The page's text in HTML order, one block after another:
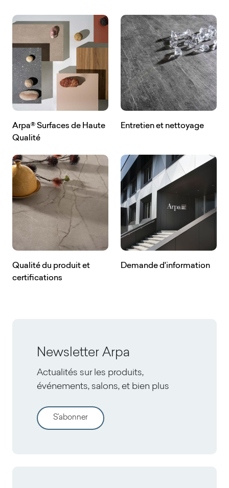
Arpa® Surfaces de Haute
Qualité
Entretien et nettoyage
Qualité du produit et
certifications
Demande d'information
Newsletter Arpa
Actualités sur les produits,
événements, salons, et bien plus
S'abonner